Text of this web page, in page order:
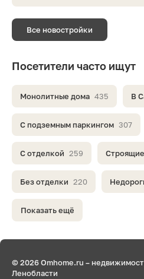
Все новостройки
Посетители часто ищут
Монолитные дома 435 В
С подземным паркингом 307
С отделкой 259
Без отделки 220
Показать ещё
© 2026 Omhome.ru –
Ленобласти